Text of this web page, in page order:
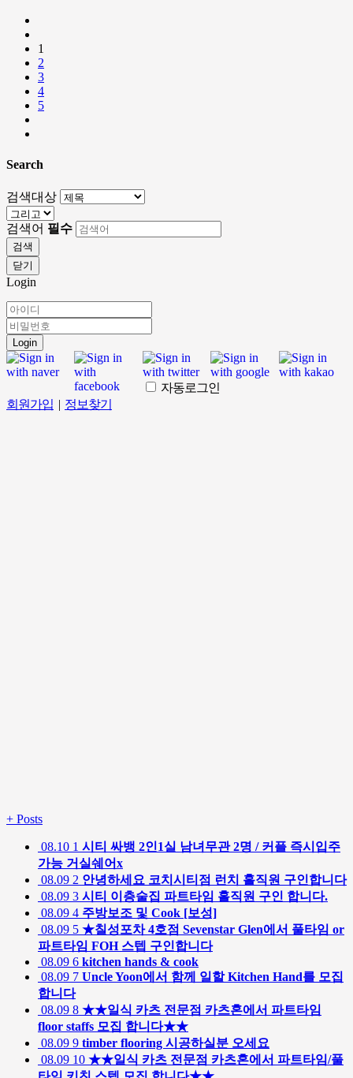
1
2
3
4
5
Search
검색대상
검색어 필수
검색
닫기
Login
Login
자동로그인
회원가입 | 정보찾기
+ Posts
08.10 1 시티 싸뱅 2인1실 남녀무관 2명 / 커플 즉시입주
가능 거실쉐어x
08.09 2 안녕하세요 코치시티점 런치 홀직원 구인합니다
08.09 3 시티 이층술집 파트타임 홀직원 구인 합니다.
08.09 4 주방보조 및 Cook [보성]
08.09 5 ★칠성포차 4호점 Sevenstar Glen에서 풀타임 or
파트타임 FOH 스텝 구인합니다
08.09 6 kitchen hands & cook
08.09 7 Uncle Yoon에서 함께 일할 Kitchen Hand를 모집
합니다
08.09 8 ★★일식 카츠 전문점 카츠혼에서 파트타임
floor staffs 모집 합니다★★
08.09 9 timber flooring 시공하실분 오세요
08.09 10 ★★일식 카츠 전문점 카츠혼에서 파트타임/풀